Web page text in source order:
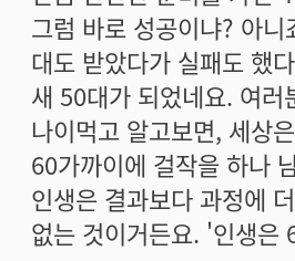
그럼 바로 성공이냐? 아
대도 받았다가 실패도 했
새 50대가 되었네요. 여
나이먹고 알고보면, 세상
60가까이에 걸작을 하나
인생은 결과보다 과정에
없는 것이거든요. '인생은